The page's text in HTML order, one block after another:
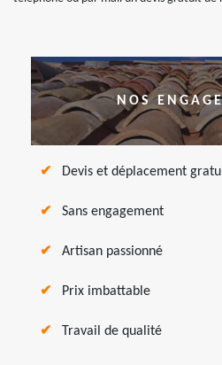
NOS
Devis et déplacement
Sans engagement
Artisan passionné
Prix imbattable
Travail de qualité